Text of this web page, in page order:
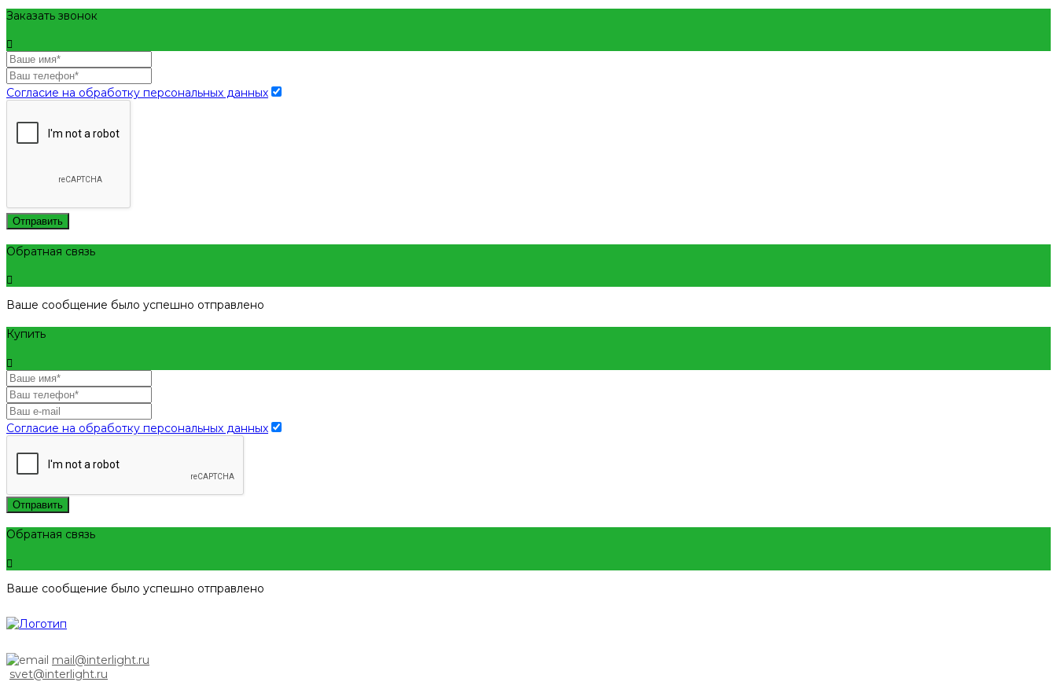
Заказать звонок
Согласие на обработку персональных данных
Отправить
Обратная связь
Ваше сообщение было успешно отправлено
Купить
Согласие на обработку персональных данных
Отправить
Обратная связь
Ваше сообщение было успешно отправлено
mail@interlight.ru
svet@interlight.ru